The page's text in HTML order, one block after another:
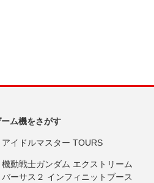
ム機をさがす
アイドルマスター TOURS
機動戦士ガンダム エクストリーム
バーサス２ インフィニットブース